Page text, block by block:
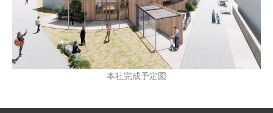
本社完成予定図